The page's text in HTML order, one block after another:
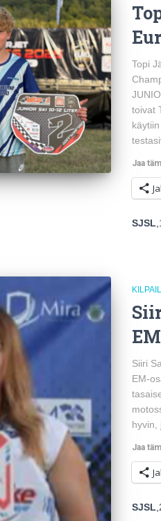
Topi
toivat
Jaa
SJSL
Siiri
EM-
hyvin,
Jaa
SJSL